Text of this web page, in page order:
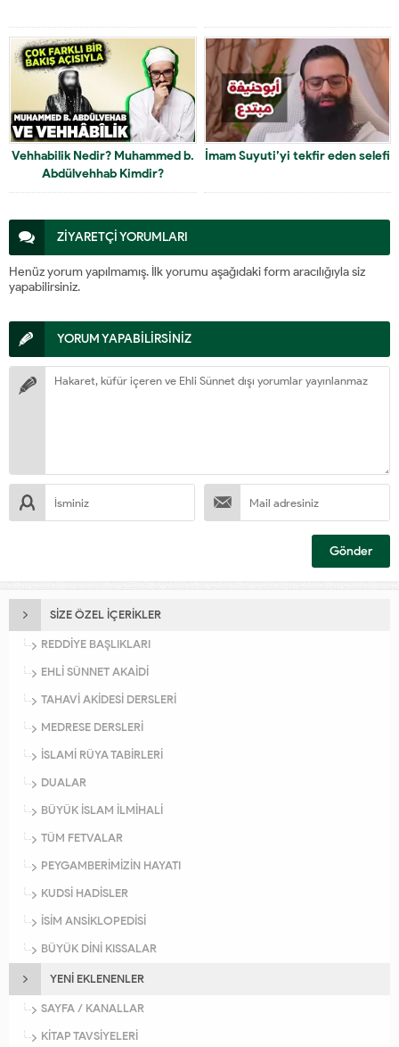
Vehhabilik Nedir? Muhammed b.
Abdülvehhab Kimdir?
İmam Suyuti’yi tekfir eden selefi
ZİYARETÇİ YORUMLARI
Henüz yorum yapılmamış. İlk yorumu aşağıdaki form aracılığıyla siz
yapabilirsiniz.
YORUM YAPABİLİRSİNİZ
SİZE ÖZEL İÇERİKLER
REDDİYE BAŞLIKLARI
EHLİ SÜNNET AKAİDİ
TAHAVİ AKİDESİ DERSLERİ
MEDRESE DERSLERİ
İSLAMİ RÜYA TABİRLERİ
DUALAR
BÜYÜK İSLAM İLMİHALİ
TÜM FETVALAR
PEYGAMBERİMİZİN HAYATI
KUDSİ HADİSLER
İSİM ANSİKLOPEDİSİ
BÜYÜK DİNİ KISSALAR
YENİ EKLENENLER
SAYFA / KANALLAR
KİTAP TAVSİYELERİ